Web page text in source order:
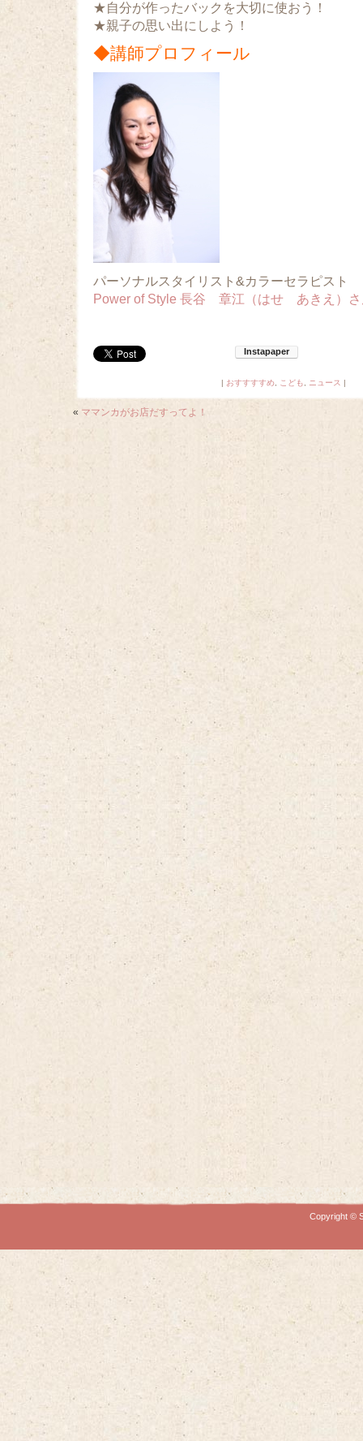
★自分が作ったバックを大切に使おう！
★親子の思い出にしよう！
◆講師プロフィール
パーソナルスタイリスト&カラーセラピスト
Power of Style 長谷 章江（はせ あきえ）さ
| おすすすすめ こども ニュース |
« ママンカがお店だすってよ！
Copyright ©